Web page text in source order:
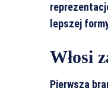
lepszej
Włosi
Pierwsza